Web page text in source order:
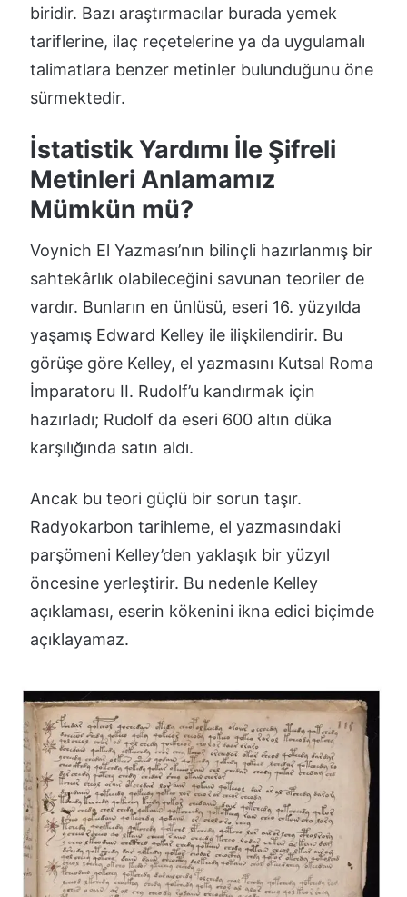
biridir. Bazı araştırmacılar burada yemek
tariflerine, ilaç reçetelerine ya da uygulamalı
talimatlara benzer metinler bulunduğunu öne
sürmektedir.
İstatistik Yardımı İle Şifreli
Metinleri Anlamamız
Mümkün mü?
Voynich El Yazması’nın bilinçli hazırlanmış bir
sahtekârlık olabileceğini savunan teoriler de
vardır. Bunların en ünlüsü, eseri 16. yüzyılda
yaşamış Edward Kelley ile ilişkilendirir. Bu
görüşe göre Kelley, el yazmasını Kutsal Roma
İmparatoru II. Rudolf’u kandırmak için
hazırladı; Rudolf da eseri 600 altın düka
karşılığında satın aldı.
Ancak bu teori güçlü bir sorun taşır.
Radyokarbon tarihleme, el yazmasındaki
parşömeni Kelley’den yaklaşık bir yüzyıl
öncesine yerleştirir. Bu nedenle Kelley
açıklaması, eserin kökenini ikna edici biçimde
açıklayamaz.